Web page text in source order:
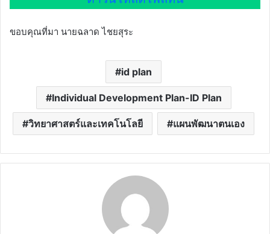
ขอบคุณที่มา นายฉลาด ไชยสุระ
id plan
Individual Development Plan-ID Plan
วิทยาศาสตร์และเทคโนโลยี แผนพัฒนาตนเอง